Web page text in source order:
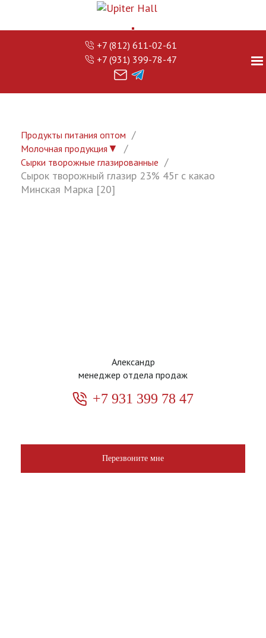
+7 (812) 611-02-61
+7 (931) 399-78-47
Продукты питания оптом
Молочная продукция ▼
Сырки творожные глазированные
Сырок творожный глазир 23% 45г с какао
Минская Марка [20]
Александр
менеджер отдела продаж
+7 931 399 78 47
Перезвоните мне